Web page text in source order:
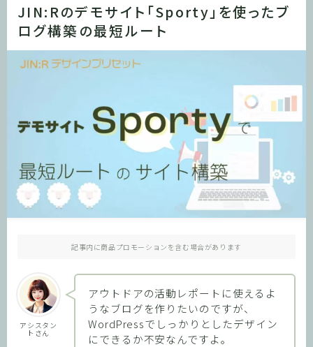
JIN:Rのデモサイト「Sporty」を使ったブ
ログ構築の最短ルート
記事内に商品プロモーションを含む場合があります
アシスタン
トさん
アウトドアの活動レポートに使えるよ
うなブログを作りたいのですが、
WordPressでしっかりとしたデザイン
にできるか不安なんですよ。